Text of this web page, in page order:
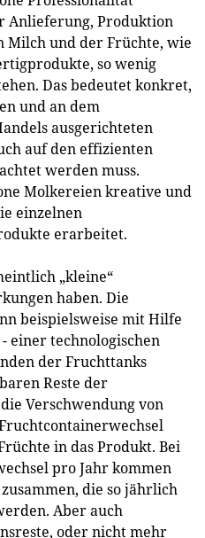
Anlieferung, Produktion
Milch und der Früchte, wie
so wenig
Das bedeutet konkret,
und an dem
ausgerichteten
auf den effizienten
werden muss.
Molkereien kreative und
einzelnen
erarbeitet.
„kleine“
haben. Die
beispielsweise mit Hilfe
- einer technologischen
der Fruchttanks
Reste der
Verschwendung von
in das Produkt. Bei
pro Jahr kommen
die so jährlich
Aber auch
oder nicht mehr